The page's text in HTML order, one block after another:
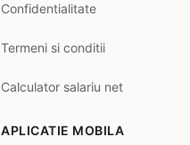
Confidentialitate
Termeni si conditii
Calculator salariu net
APLICATIE MOBILA